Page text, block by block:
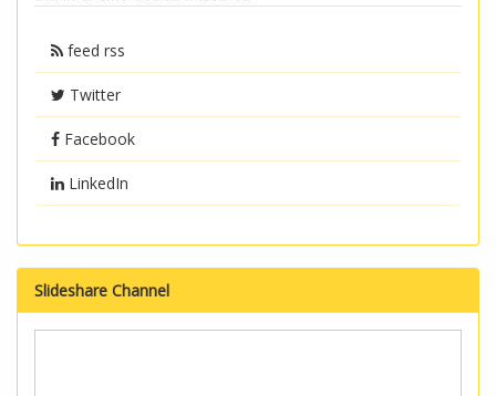
feed rss
Twitter
Facebook
LinkedIn
Slideshare Channel